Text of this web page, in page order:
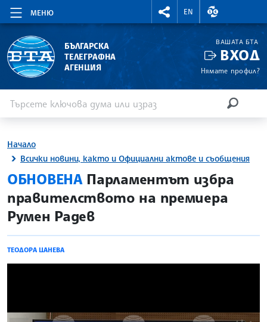
МЕНЮ
RIGHTMENU.SOCIAL
EN
ВАЛУТНИ
БЪЛГАРСКА
ТЕЛЕГРАФНА
АГЕНЦИЯ
ВАШАТА БТА
ВХОД
Нямате профил?
Начало
Всички новини, както и Официални актове и съобщения
site.bta
ОБНОВЕНАПарламентът избра
правителството на премиера
Румен Радев
ТЕОДОРА ЦАНЕВА